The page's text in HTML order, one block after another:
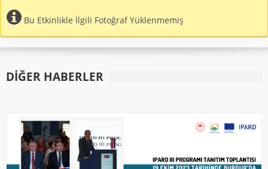
Bu Etkinlikle İlgili Fotoğraf Yüklenmemiş
DIĞER HABERLER